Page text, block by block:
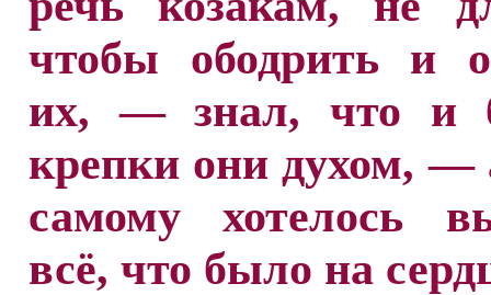
чтобы ободрить и
их, — знал, что и
крепки они духом, —
самому хотелось
всё, что было на